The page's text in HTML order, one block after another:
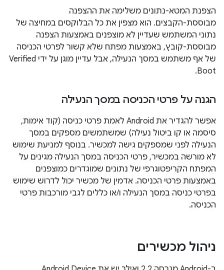
הצפנת המטא-נתונים משלימה את ההצפנה
מבוססת-הקבצים. הוא מצפין את כל הבלוקסים במחיצה של
נתוני המשתמש שעדיין לא מוצפנים באמצעות הצפנה
מבוססת-קובץ, באמצעות מפתח שלא קשור לפרטי הכניסה
של אף משתמש במסך הנעילה, אבל עדיין מוגן על ידי Verified
Boot.
הגנה על פרטי הכניסה במסך הנעילה
אפשר להגדיר את Android לאמת פרטי כניסה (קוד אימות,
סיסמה או קו ביטול נעילה) שמשתמשים מספקים במסך
הנעילה לפני שמספקים גישה למכשיר. בנוסף למניעת שימוש
לא מורשה במכשיר, פרטי הכניסה במסך הנעילה מגינים על
המפתח הקריפטוגרפי של נתונים שמוגדרים כמוצפנים
באמצעות פרטי הכניסה. אדמין של מכשיר יכול לדרוש שימוש
בפרטי כניסה במסך הנעילה ו/או כללים לגבי מורכבות פרטי
הכניסה.
ניהול מכשירים